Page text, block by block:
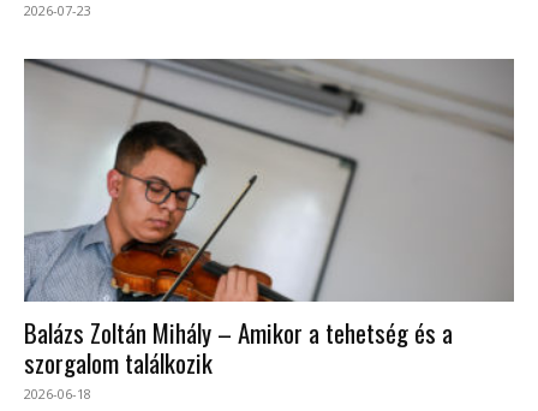
2026-07-23
Balázs Zoltán Mihály – Amikor a tehetség és a
szorgalom találkozik
2026-06-18